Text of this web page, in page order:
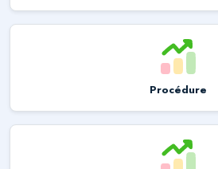
Procédure